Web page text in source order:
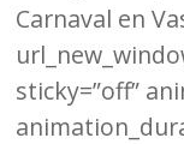
Carnaval en
sticky=”off”